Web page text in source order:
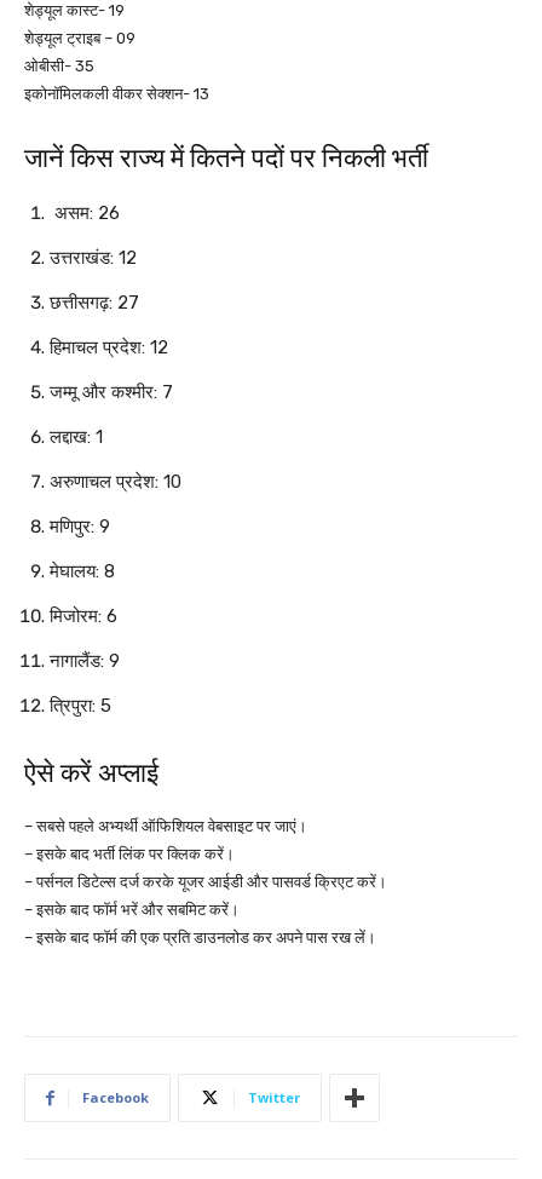
शेड्यूल कास्ट- 19
शेड्यूल ट्राइब – 09
ओबीसी- 35
इकोनॉमिलकली वीकर सेक्शन- 13
जानें किस राज्य में कितने पदों पर निकली भर्ती
असम: 26
उत्तराखंड: 12
छत्तीसगढ़: 27
हिमाचल प्रदेश: 12
जम्मू और कश्मीर: 7
लद्दाख: 1
अरुणाचल प्रदेश: 10
मणिपुर: 9
मेघालय: 8
मिजोरम: 6
नागालैंड: 9
त्रिपुरा: 5
ऐसे करें अप्लाई
– सबसे पहले अभ्यर्थी ऑफिशियल वेबसाइट पर जाएं।
– इसके बाद भर्ती लिंक पर क्लिक करें।
– पर्सनल डिटेल्स दर्ज करके यूजर आईडी और पासवर्ड क्रिएट करें।
– इसके बाद फॉर्म भरें और सबमिट करें।
– इसके बाद फॉर्म की एक प्रति डाउनलोड कर अपने पास रख लें।
Facebook Twitter